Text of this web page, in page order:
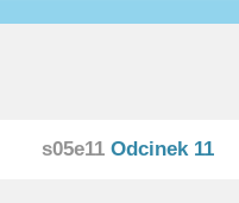
s05e11Odcinek 11